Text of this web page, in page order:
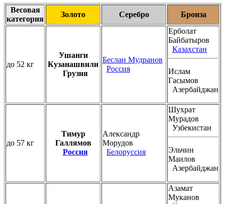
Весовая
категория
Золото Серебро Бронза
до 52 кг
Ушанги
Кузанашвили
Грузия
Беслан Мудранов
Россия
Ерболат
Байбатыров
Казахстан
Ислам
Гасымов
Азербайджан
до 57 кг
Тимур
Галлямов
Россия
Александр
Морудов
Белоруссия
Шухрат
Мурадов
Узбекистан
Эльчин
Маилов
Азербайджан
Азамат
Муканов